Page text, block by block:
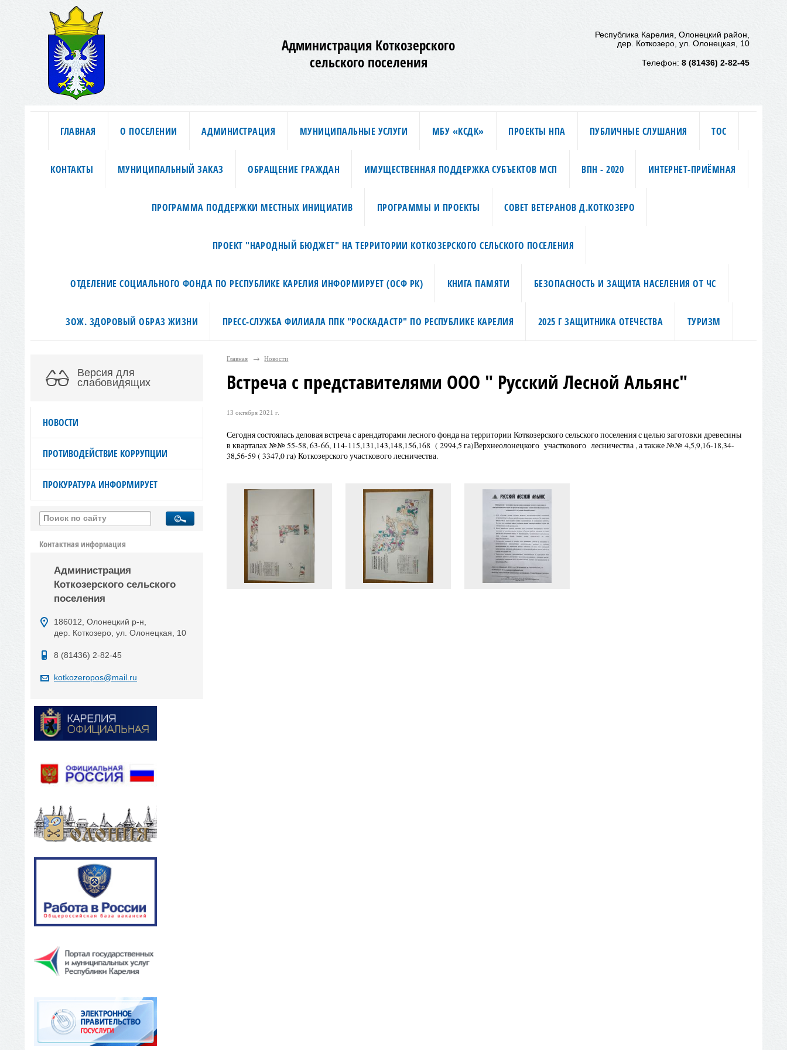
Администрация Коткозерского
сельского поселения
Республика Карелия, Олонецкий район,
дер. Коткозеро, ул. Олонецкая, 10
Телефон: 8 (81436) 2-82-45
ГЛАВНАЯ О ПОСЕЛЕНИИ АДМИНИСТРАЦИЯ МУНИЦИПАЛЬНЫЕ УСЛУГИ МБУ «КСДК» ПРОЕКТЫ НПА ПУБЛИЧНЫЕ СЛУШАНИЯ ТОС
КОНТАКТЫ МУНИЦИПАЛЬНЫЙ ЗАКАЗ ОБРАЩЕНИЕ ГРАЖДАН ИМУЩЕСТВЕННАЯ ПОДДЕРЖКА СУБЪЕКТОВ МСП ВПН - 2020 ИНТЕРНЕТ-ПРИЁМНАЯ
ПРОГРАММА ПОДДЕРЖКИ МЕСТНЫХ ИНИЦИАТИВ ПРОГРАММЫ И ПРОЕКТЫ СОВЕТ ВЕТЕРАНОВ Д.КОТКОЗЕРО
ПРОЕКТ "НАРОДНЫЙ БЮДЖЕТ" НА ТЕРРИТОРИИ КОТКОЗЕРСКОГО СЕЛЬСКОГО ПОСЕЛЕНИЯ
ОТДЕЛЕНИЕ СОЦИАЛЬНОГО ФОНДА ПО РЕСПУБЛИКЕ КАРЕЛИЯ ИНФОРМИРУЕТ (ОСФ РК) КНИГА ПАМЯТИ БЕЗОПАСНОСТЬ И ЗАЩИТА НАСЕЛЕНИЯ ОТ ЧС
ЗОЖ. ЗДОРОВЫЙ ОБРАЗ ЖИЗНИ ПРЕСС-СЛУЖБА ФИЛИАЛА ППК "РОСКАДАСТР" ПО РЕСПУБЛИКЕ КАРЕЛИЯ 2025 Г ЗАЩИТНИКА ОТЕЧЕСТВА ТУРИЗМ
Версия для
слабовидящих
НОВОСТИ
ПРОТИВОДЕЙСТВИЕ КОРРУПЦИИ
ПРОКУРАТУРА ИНФОРМИРУЕТ
Контактная информация
Администрация
Коткозерского сельского
поселения
186012, Олонецкий р-н,
дер. Коткозеро, ул. Олонецкая, 10
8 (81436) 2-82-45
kotkozeropos@mail.ru
Главная → Новости
Встреча с представителями ООО " Русский Лесной Альянс"
13 октября 2021 г.
Сегодня состоялась деловая встреча с арендаторами лесного фонда на территории Коткозерского сельского поселения с целью заготовки древесины
в кварталах №№ 55-58, 63-66, 114-115,131,143,148,156,168 ( 2994,5 га)Верхнеолонецкого участкового лесничества , а также №№ 4,5,9,16-18,34-
38,56-59 ( 3347,0 га) Коткозерского участкового лесничества.